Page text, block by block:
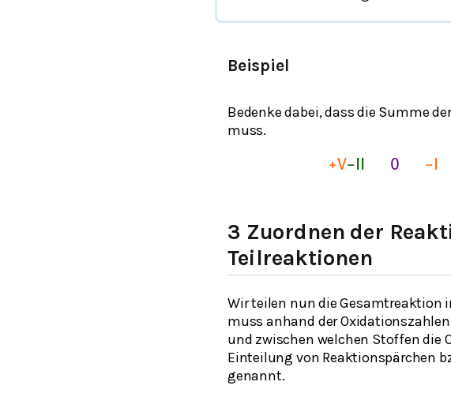
Beispiel
Bedenke dabei, dass die Summe
muss.
+V− 0 −
3 Zuordnen der
Teilreaktionen
Wir teilen nun die Gesamtreaktion
muss anhand der
und zwischen welchen Stoffen die
Einteilung von Reaktionspärchen
genannt.